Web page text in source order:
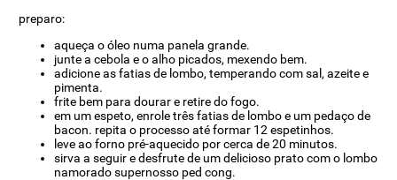
preparo:
aqueça o óleo numa panela grande.
junte a cebola e o alho picados, mexendo bem.
adicione as fatias de lombo, temperando com sal, azeite e
pimenta.
frite bem para dourar e retire do fogo.
em um espeto, enrole três fatias de lombo e um pedaço de
bacon. repita o processo até formar 12 espetinhos.
leve ao forno pré-aquecido por cerca de 20 minutos.
sirva a seguir e desfrute de um delicioso prato com o lombo
namorado supernosso ped cong.